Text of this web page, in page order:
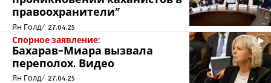
правоохранители”
Ян Голд 27.04.25
Спорное заявление:
Бахарав-Миара вызвала
переполох. Видео
Ян Голд 27.04.25